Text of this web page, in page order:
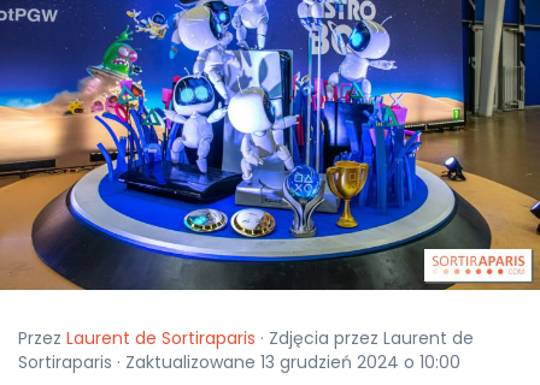
Przez Laurent de Sortiraparis · Zdjęcia przez Laurent de
Sortiraparis · Zaktualizowane 13 grudzień 2024 o 10:00